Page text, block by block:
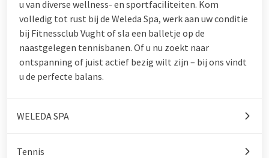
u van diverse wellness- en sportfaciliteiten. Kom
volledig tot rust bij de Weleda Spa, werk aan uw conditie
bij Fitnessclub Vught of sla een balletje op de
naastgelegen tennisbanen. Of u nu zoekt naar
ontspanning of juist actief bezig wilt zijn – bij ons vindt
u de perfecte balans.
WELEDA SPA
Tennis